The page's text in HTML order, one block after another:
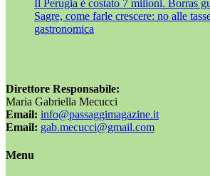
Il Perugia è costato 7 milioni. Borras
Sagre, come farle crescere: no alle
gastronomica
Direttore Responsabile:
Maria Gabriella Mecucci
Email: info@passaggimagazine.it
Email: gab.mecucci@gmail.com
Menu